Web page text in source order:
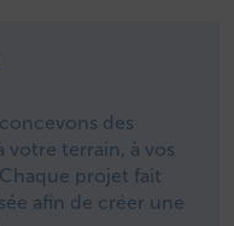
des
votre terrain, à vos
projet fait
afin de créer une